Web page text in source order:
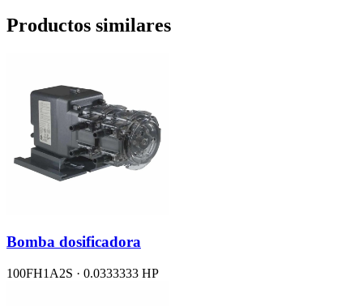
Productos similares
Bomba dosificadora
100FH1A2S · 0.0333333 HP